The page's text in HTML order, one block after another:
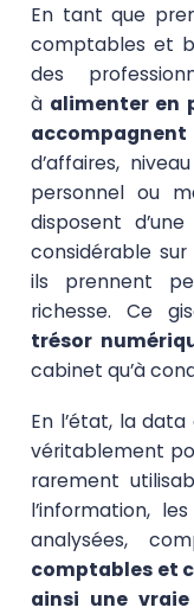
En tant que
comptables et
des
à alimenter en
d’affaires,
personnel ou
disposent
considérable
ils prennent
richesse. Ce
trésor
cabinet qu’à
En l’état, la
véritablement
rarement
l’information,
analysées,
comptables et
ainsi une